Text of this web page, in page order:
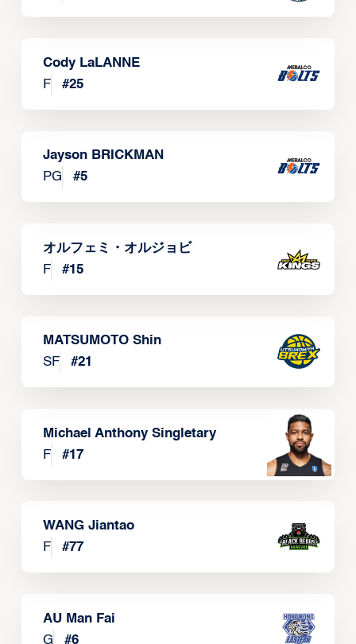
Cody LaLANNE
F
#25
Jayson BRICKMAN
PG
#5
オルフェミ・オルジョビ
F
#15
MATSUMOTO Shin
SF
#21
Michael Anthony Singletary
F
#17
WANG Jiantao
F
#77
AU Man Fai
G
#6